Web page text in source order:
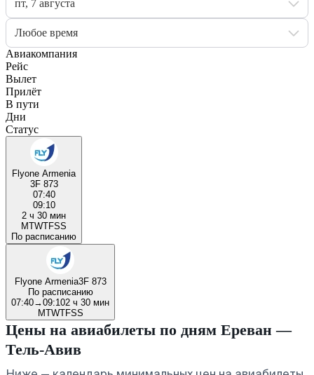
пт, 7 августа
Любое время
Авиакомпания
Рейс
Вылет
Прилёт
В пути
Дни
Статус
Flyone Armenia
3F 873
07:40
09:10
2 ч 30 мин
MTWTFSS
По расписанию
Flyone Armenia3F 873
По расписанию
07:40→09:102 ч 30 мин
MTWTFSS
Цены на авиабилеты по дням Ереван —
Тель-Авив